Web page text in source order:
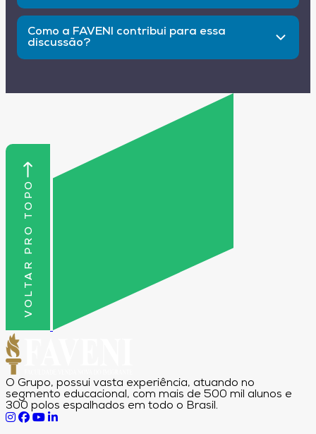
Porque ajuda a formar cidadãos críticos,
conscientes e preparados para usar tecnologia
de forma ética e segura.
Como a FAVENI contribui para essa
discussão?
VOLTAR PRO TOPO
O Grupo, possui vasta experiência, atuando no
segmento educacional, com mais de 500 mil alunos e
300 polos espalhados em todo o Brasil.